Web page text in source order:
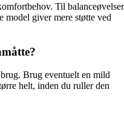
Til balanceøvelser
model giver mere støtte ved
Brug eventuelt en mild
helt, inden du ruller den